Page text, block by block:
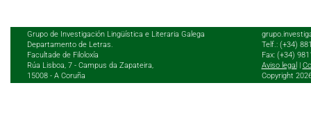
Grupo de Investigación Lingüística e Literaria Galega
Departamento de Letras.
Facultade de Filoloxía
Rúa Lisboa, 7 - Campus da Zapateira,
15008 - A Coruña
Telf.: (+34)
Fax: (+34)
Aviso legal
Copyright